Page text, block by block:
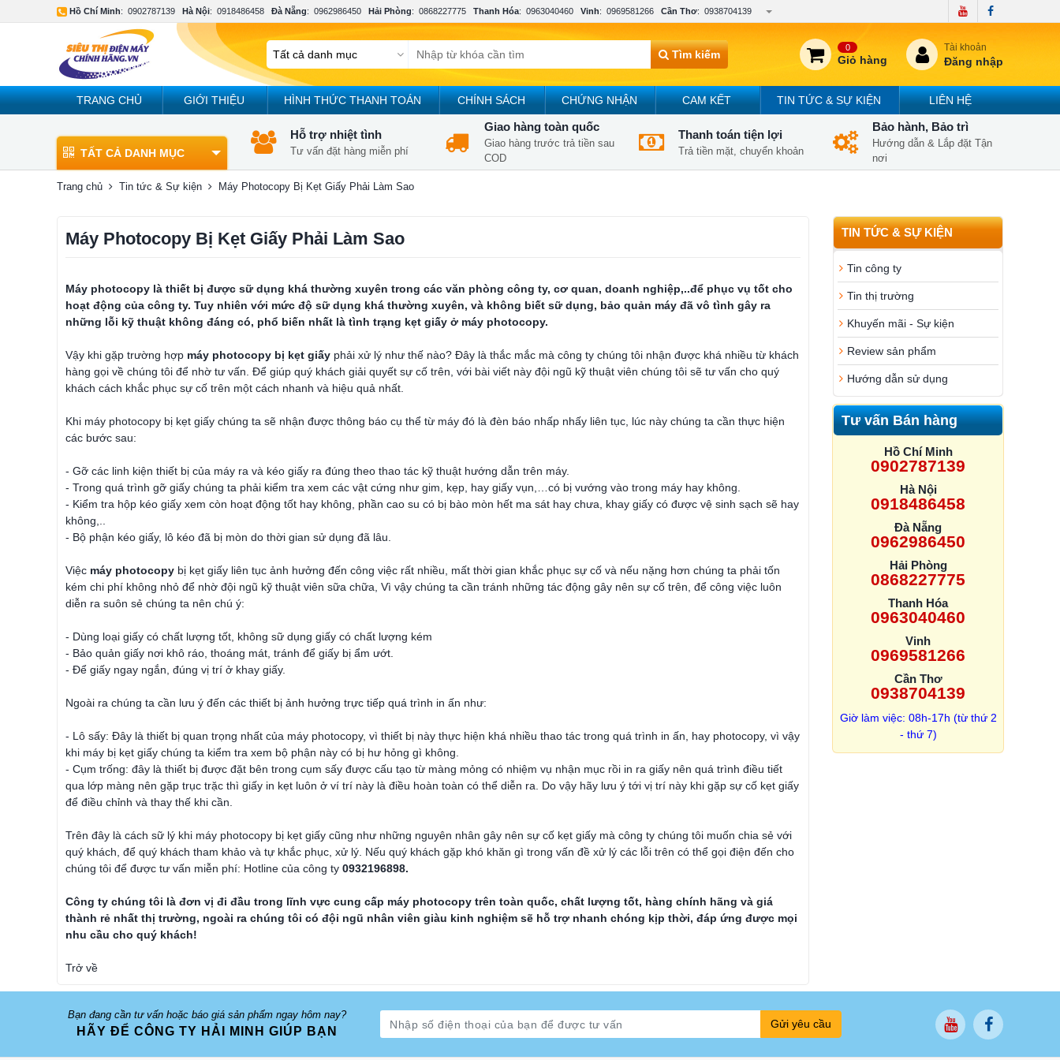
Hồ Chí Minh: 0902787139 Hà Nội: 0918486458 Đà Nẵng: 0962986450 Hải Phòng: 0868227775 Thanh Hóa: 0963040460 Vinh: 0969581266 Cần Thơ: 0938704139
Tìm kiếm
0
Giỏ hàng
Tài khoản
Đăng nhập
TRANG CHỦ GIỚI THIỆU HÌNH THỨC THANH TOÁN CHÍNH SÁCH CHỨNG NHẬN CAM KẾT TIN TỨC & SỰ KIỆN LIÊN HỆ
TẤT CẢ DANH MỤC
Hỗ trợ nhiệt tình
Tư vấn đặt hàng miễn phí
Giao hàng toàn quốc
Giao hàng trước trả tiền sau
COD
Thanh toán tiện lợi
Trả tiền mặt, chuyển khoản
Bảo hành, Bảo trì
Hướng dẫn & Lắp đặt Tận
nơi
Trang chủ Tin tức & Sự kiện Máy Photocopy Bị Kẹt Giấy Phải Làm Sao
TIN TỨC & SỰ KIỆN
Tin công ty
Tin thị trường
Khuyến mãi - Sự kiện
Review sản phẩm
Hướng dẫn sử dụng
Tư vấn Bán hàng
Hồ Chí Minh
0902787139
Hà Nội
0918486458
Đà Nẵng
0962986450
Hải Phòng
0868227775
Thanh Hóa
0963040460
Vinh
0969581266
Cần Thơ
0938704139
Giờ làm việc: 08h-17h (từ thứ 2
- thứ 7)
Máy Photocopy Bị Kẹt Giấy Phải Làm Sao
Máy photocopy là thiết bị được sữ dụng khá thường xuyên trong các văn phòng công ty, cơ quan, doanh nghiệp,..để phục vụ tốt cho
hoạt động của công ty. Tuy nhiên với mức độ sữ dụng khá thường xuyên, và không biết sữ dụng, bảo quản máy đã vô tình gây ra
những lỗi kỹ thuật không đáng có, phổ biến nhất là tình trạng kẹt giấy ở máy photocopy.
Vậy khi gặp trường hợp máy photocopy bị kẹt giấy phải xử lý như thế nào? Đây là thắc mắc mà công ty chúng tôi nhận được khá nhiều từ khách
hàng gọi về chúng tôi để nhờ tư vấn. Để giúp quý khách giải quyết sự cố trên, với bài viết này đội ngũ kỹ thuật viên chúng tôi sẽ tư vấn cho quý
khách cách khắc phục sự cố trên một cách nhanh và hiệu quả nhất.
Khi máy photocopy bị kẹt giấy chúng ta sẽ nhận được thông báo cụ thể từ máy đó là đèn báo nhấp nhấy liên tục, lúc này chúng ta cần thực hiện
các bước sau:
- Gỡ các linh kiện thiết bị của máy ra và kéo giấy ra đúng theo thao tác kỹ thuật hướng dẫn trên máy.
- Trong quá trình gỡ giấy chúng ta phải kiểm tra xem các vật cứng như gim, kẹp, hay giấy vụn,…có bị vướng vào trong máy hay không.
- Kiểm tra hộp kéo giấy xem còn hoạt động tốt hay không, phần cao su có bị bào mòn hết ma sát hay chưa, khay giấy có được vệ sinh sạch sẽ hay
không,..
- Bộ phận kéo giấy, lô kéo đã bị mòn do thời gian sử dụng đã lâu.
Việc máy photocopy bị kẹt giấy liên tục ảnh hưởng đến công việc rất nhiều, mất thời gian khắc phục sự cố và nếu nặng hơn chúng ta phải tốn
kém chi phí không nhỏ để nhờ đội ngũ kỹ thuật viên sữa chữa, Vì vậy chúng ta cần tránh những tác động gây nên sự cố trên, để công việc luôn
diễn ra suôn sẻ chúng ta nên chú ý:
- Dùng loại giấy có chất lượng tốt, không sữ dụng giấy có chất lượng kém
- Bảo quản giấy nơi khô ráo, thoáng mát, tránh để giấy bị ẩm ướt.
- Để giấy ngay ngắn, đúng vị trí ở khay giấy.
Ngoài ra chúng ta cần lưu ý đến các thiết bị ảnh hưởng trực tiếp quá trình in ấn như:
- Lô sấy: Đây là thiết bị quan trọng nhất của máy photocopy, vì thiết bị này thực hiện khá nhiều thao tác trong quá trình in ấn, hay photocopy, vì vậy
khi máy bị kẹt giấy chúng ta kiểm tra xem bộ phận này có bị hư hỏng gì không.
- Cụm trống: đây là thiết bị được đặt bên trong cụm sấy được cấu tạo từ màng mỏng có nhiệm vụ nhận mục rồi in ra giấy nên quá trình điều tiết
qua lớp màng nên gặp trục trặc thì giấy in kẹt luôn ở ví trí này là điều hoàn toàn có thể diễn ra. Do vậy hãy lưu ý tới vị trí này khi gặp sự cố kẹt giấy
để điều chỉnh và thay thế khi cần.
Trên đây là cách sữ lý khi máy photocopy bị kẹt giấy cũng như những nguyên nhân gây nên sự cố kẹt giấy mà công ty chúng tôi muốn chia sẻ với
quý khách, để quý khách tham khảo và tự khắc phục, xử lý. Nếu quý khách gặp khó khăn gì trong vấn đề xử lý các lỗi trên có thể gọi điện đến cho
chúng tôi để được tư vấn miễn phí: Hotline của công ty 0932196898.
Công ty chúng tôi là đơn vị đi đầu trong lĩnh vực cung cấp máy photocopy trên toàn quốc, chất lượng tốt, hàng chính hãng và giá
thành rẻ nhất thị trường, ngoài ra chúng tôi có đội ngũ nhân viên giàu kinh nghiệm sẽ hỗ trợ nhanh chóng kịp thời, đáp ứng được mọi
nhu cầu cho quý khách!
Trở về
Bạn đang cần tư vấn hoặc báo giá sản phẩm ngay hôm nay?
HÃY ĐỂ CÔNG TY HẢI MINH GIÚP BẠN
Gửi yêu cầu